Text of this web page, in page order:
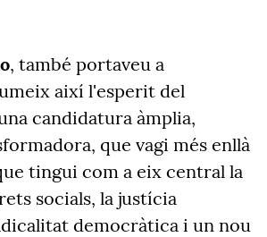
, també portaveu a
així l'esperit del
candidatura àmplia,
que vagi més enllà
tingui com a eix central la
socials, la justícia
democràtica i un nou